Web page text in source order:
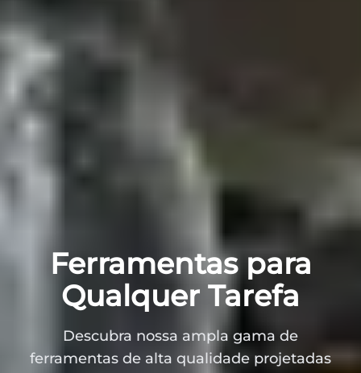
Ferramentas para
Qualquer Tarefa
Descubra nossa ampla gama de
ferramentas de alta qualidade projetadas